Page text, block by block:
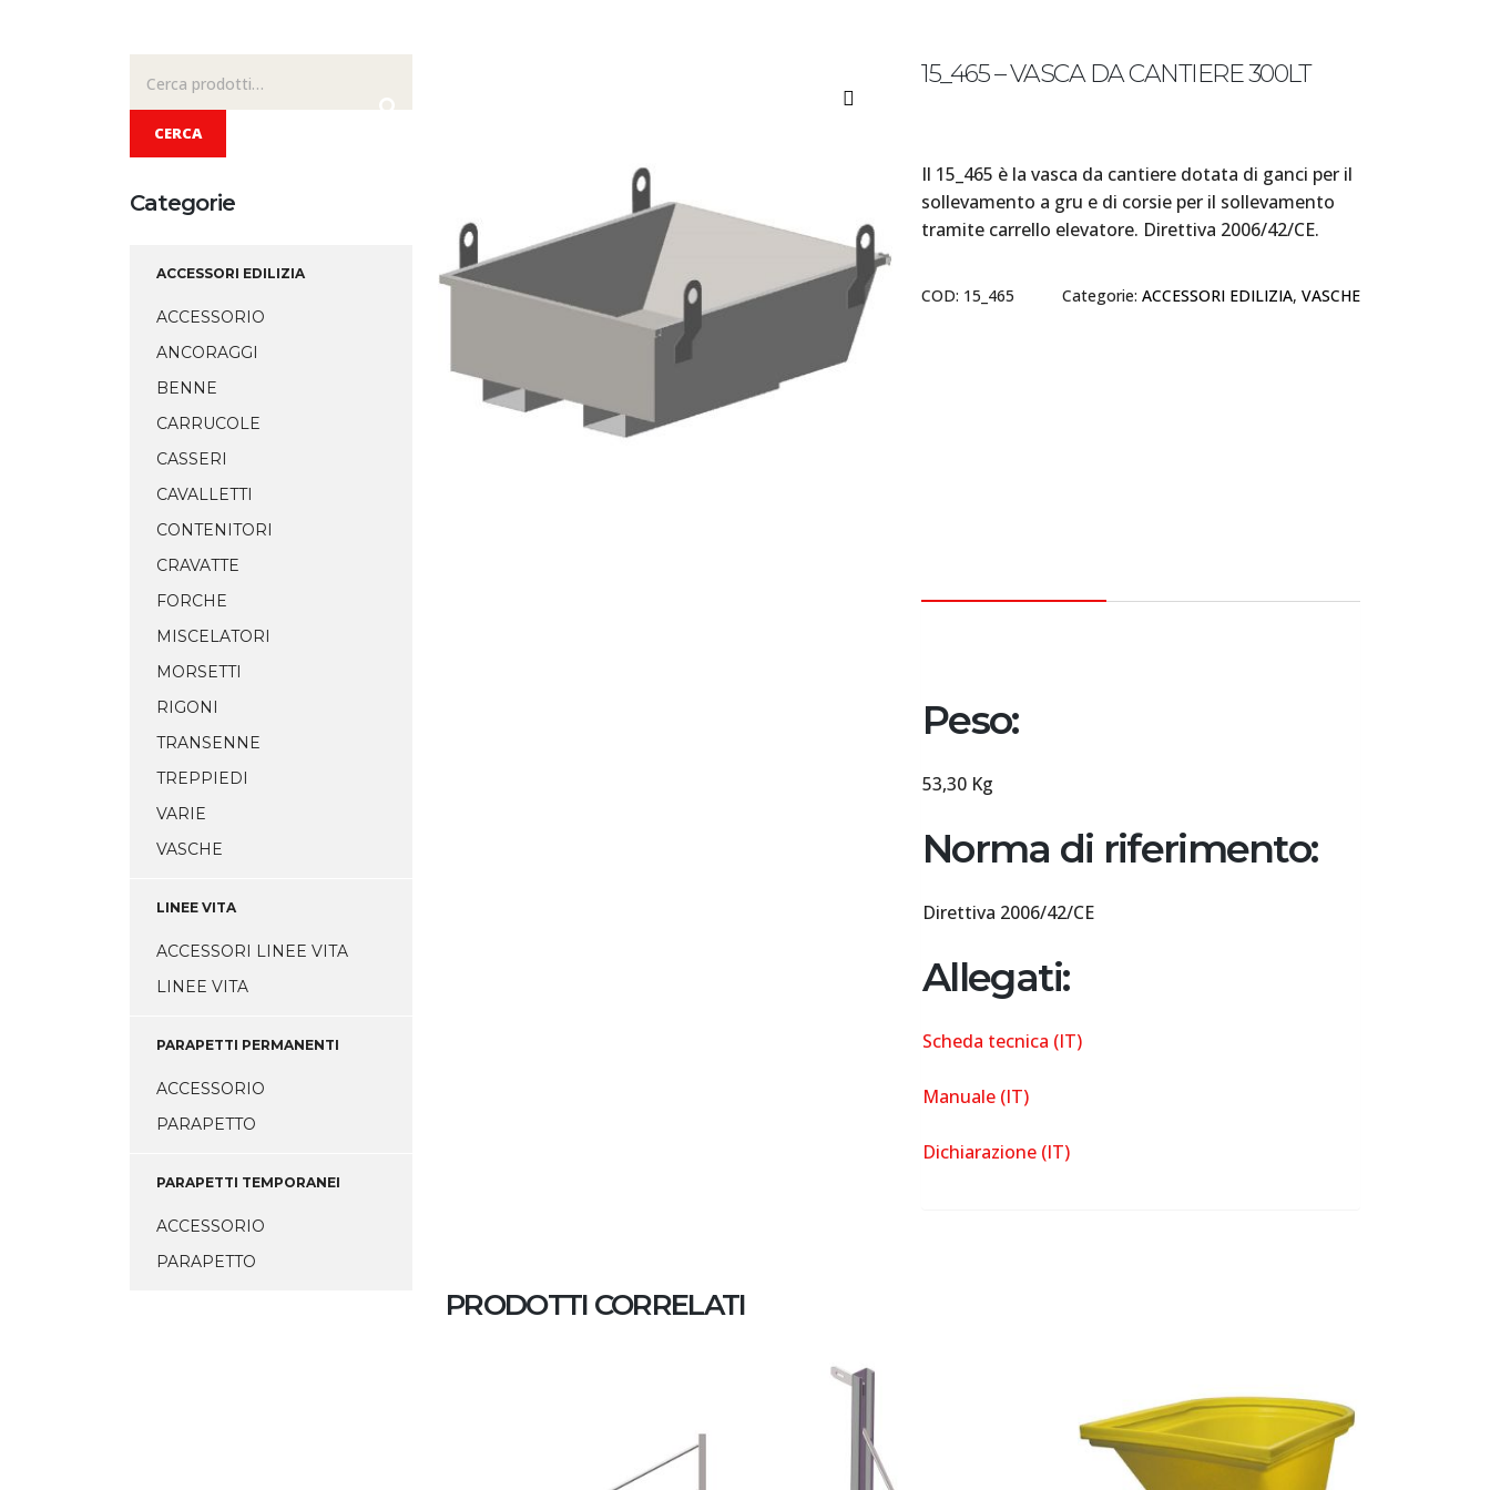
15_465 – VASCA DA CANTIERE 300LT
Il 15_465 è la vasca da cantiere dotata di ganci per il
sollevamento a gru e di corsie per il sollevamento
tramite carrello elevatore. Direttiva 2006/42/CE.
COD: 15_465 Categorie: ACCESSORI EDILIZIA, VASCHE
Peso:
53,30 Kg
Norma di riferimento:
Direttiva 2006/42/CE
Allegati:
Scheda tecnica (IT)
Manuale (IT)
Dichiarazione (IT)
PRODOTTI CORRELATI
CERCA
Categorie
ACCESSORI EDILIZIA
ACCESSORIO
ANCORAGGI
BENNE
CARRUCOLE
CASSERI
CAVALLETTI
CONTENITORI
CRAVATTE
FORCHE
MISCELATORI
MORSETTI
RIGONI
TRANSENNE
TREPPIEDI
VARIE
VASCHE
LINEE VITA
ACCESSORI LINEE VITA
LINEE VITA
PARAPETTI PERMANENTI
ACCESSORIO
PARAPETTO
PARAPETTI TEMPORANEI
ACCESSORIO
PARAPETTO